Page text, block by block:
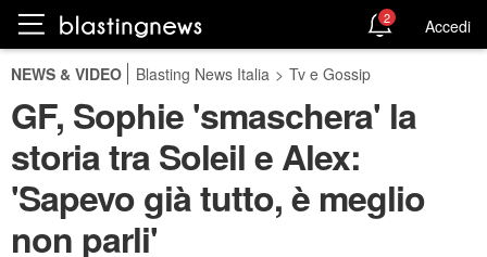
2 Accedi
NEWS & VIDEO Blasting News Italia > Tv e Gossip
GF, Sophie 'smaschera' la
storia tra Soleil e Alex:
'Sapevo già tutto, è meglio
non parli'